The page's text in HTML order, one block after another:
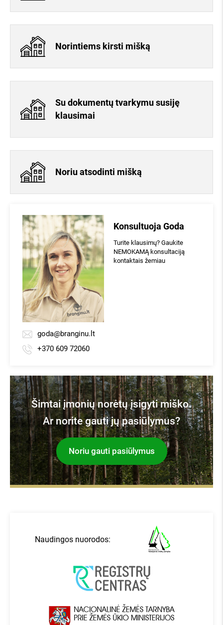
Norintiems kirsti mišką
Su dokumentų tvarkymu susiję
klausimai
Noriu atsodinti mišką
Konsultuoja Goda
Turite klausimų? Gaukite
NEMOKAMĄ konsultaciją
kontaktais žemiau
goda@branginu.lt
+370 609 72060
Šimtai įmonių norėtų įsigyti miško.
Ar norite gauti jų pasiūlymus?
Noriu gauti pasiūlymus
Naudingos nuorodos: